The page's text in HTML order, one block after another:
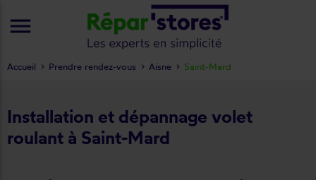
Installation et dépannage volet
roulant à Saint-Mard
Accueil Prendre rendez-vous Aisne Saint-Mard
menu